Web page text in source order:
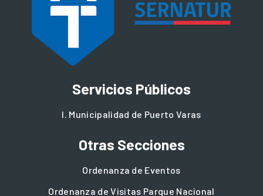
Servicios Públicos
I. Municipalidad de Puerto Varas
Otras Secciones
Ordenanza de Eventos
Ordenanza de Visitas Parque Nacional